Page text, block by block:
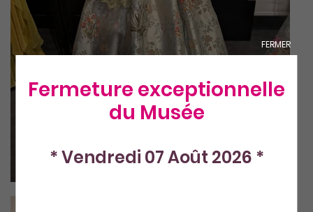
FERMER
Fermeture exceptionnelle
du Musée
* Vendredi 07 Août 2026 *